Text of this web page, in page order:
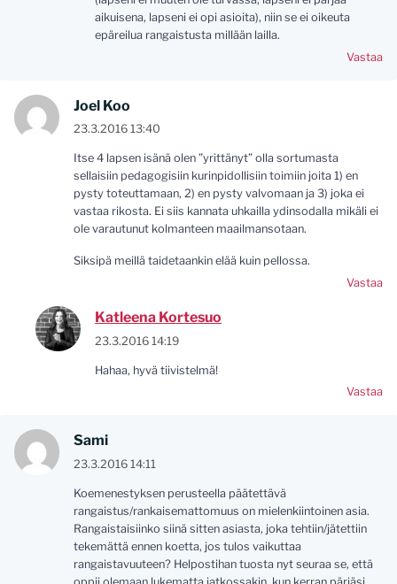
aikuisena, lapseni ei opi asioita), niin se ei oikeuta
epäreilua rangaistusta millään lailla.
Vastaa
Joel Koo
23.3.2016 13:40
Itse 4 lapsen isänä olen ”yrittänyt” olla sortumasta
sellaisiin pedagogisiin kurinpidollisiin toimiin joita 1) en
pysty toteuttamaan, 2) en pysty valvomaan ja 3) joka ei
vastaa rikosta. Ei siis kannata uhkailla ydinsodalla mikäli ei
ole varautunut kolmanteen maailmansotaan.
Siksipä meillä taidetaankin elää kuin pellossa.
Vastaa
Katleena Kortesuo
23.3.2016 14:19
Hahaa, hyvä tiivistelmä!
Vastaa
Sami
23.3.2016 14:11
Koemenestyksen perusteella päätettävä
rangaistus/rankaisemattomuus on mielenkiintoinen asia.
Rangaistaisiinko siinä sitten asiasta, joka tehtiin/jätettiin
tekemättä ennen koetta, jos tulos vaikuttaa
rangaistavuuteen? Helpostihan tuosta nyt seuraa se, että